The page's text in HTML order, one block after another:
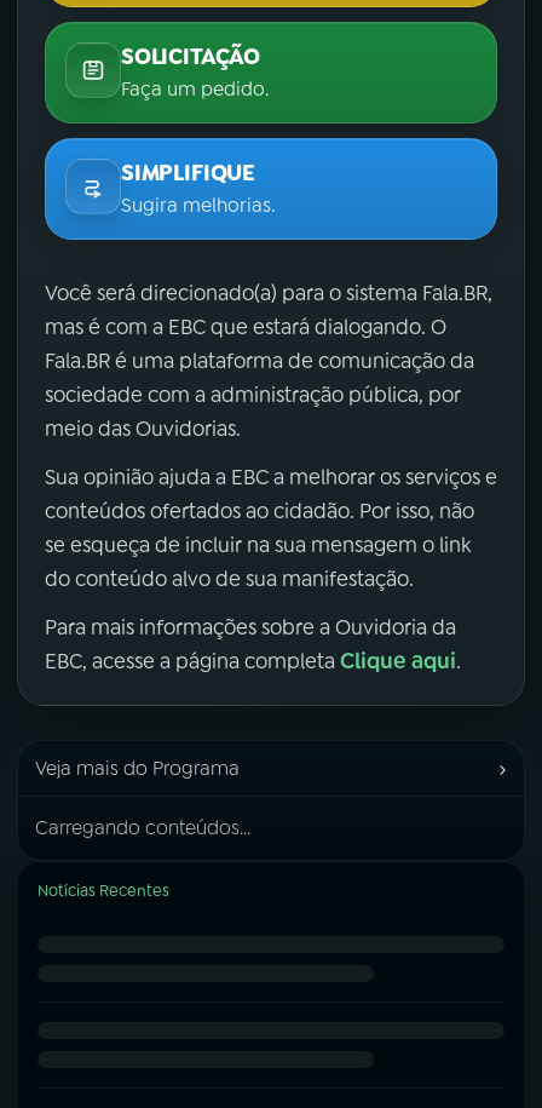
SOLICITAÇÃO
Faça um pedido.
SIMPLIFIQUE
Sugira melhorias.
Você será direcionado(a) para o sistema Fala.BR,
mas é com a EBC que estará dialogando. O
Fala.BR é uma plataforma de comunicação da
sociedade com a administração pública, por
meio das Ouvidorias.
Sua opinião ajuda a EBC a melhorar os serviços e
conteúdos ofertados ao cidadão. Por isso, não
se esqueça de incluir na sua mensagem o link
do conteúdo alvo de sua manifestação.
Para mais informações sobre a Ouvidoria da
EBC, acesse a página completa Clique aqui.
Veja mais do Programa ›
Carregando conteúdos...
Notícias Recentes